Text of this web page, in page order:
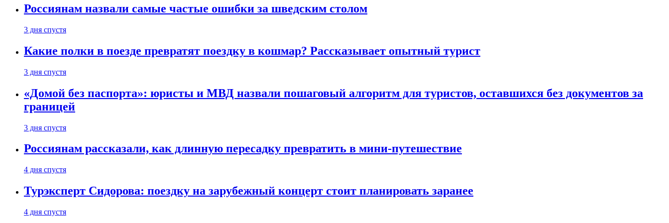
Россиянам назвали самые частые ошибки за шведским столом
3 дня спустя
Какие полки в поезде превратят поездку в кошмар? Рассказывает опытный турист
3 дня спустя
«Домой без паспорта»: юристы и МВД назвали пошаговый алгоритм для туристов, оставшихся без документов за
границей
3 дня спустя
Россиянам рассказали, как длинную пересадку превратить в мини-путешествие
4 дня спустя
Турэксперт Сидорова: поездку на зарубежный концерт стоит планировать заранее
4 дня спустя